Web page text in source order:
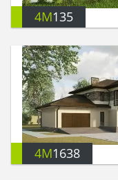
4M135
4M1638